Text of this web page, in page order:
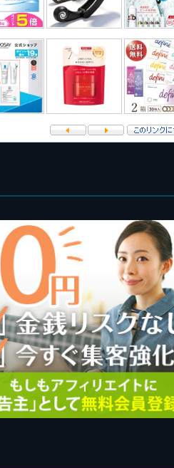
★WAVE 1/35 マーシィドッグ & ストライクドッグ
製作★アオシマ ロボダッチ モビルタマゴロー